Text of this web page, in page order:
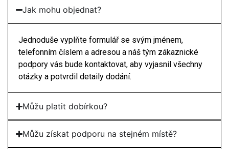
Jak mohu objednat?
Jednoduše vyplňte formulář se svým jménem,
telefonním číslem a adresou a náš tým zákaznické
podpory vás bude kontaktovat, aby vyjasnil všechny
otázky a potvrdil detaily dodání.
Můžu platit dobírkou?
Můžu získat podporu na stejném místě?